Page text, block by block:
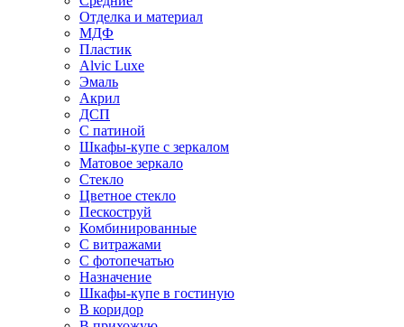
Отделка и материал
МДФ
Пластик
Alvic Luxe
Эмаль
Акрил
ДСП
С патиной
Шкафы-купе с зеркалом
Матовое зеркало
Стекло
Цветное стекло
Пескоструй
Комбинированные
С витражами
С фотопечатью
Назначение
Шкафы-купе в гостиную
В коридор